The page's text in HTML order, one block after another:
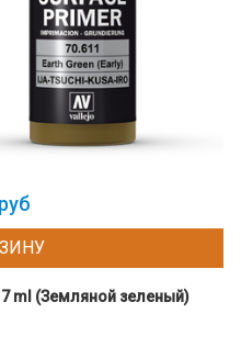
ml (Земляной зеленый)